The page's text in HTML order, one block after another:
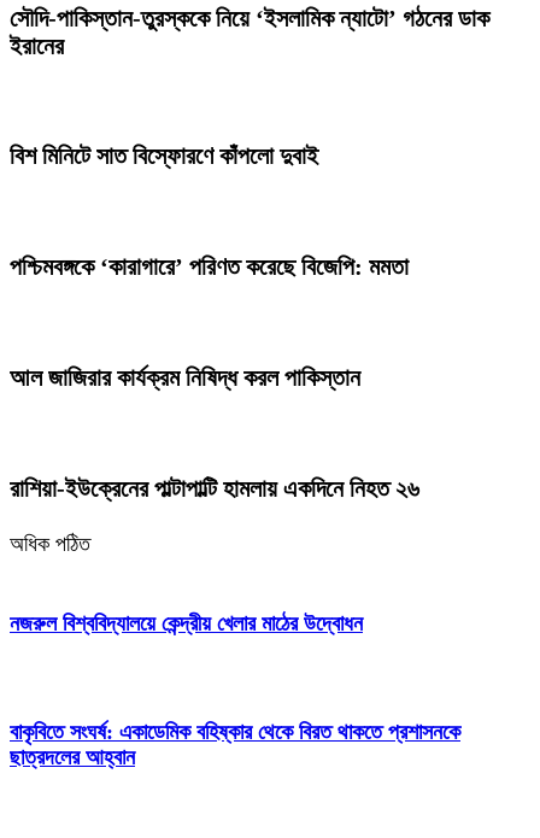
সৌদি-পাকিস্তান-তুরস্ককে নিয়ে ‘ইসলামিক ন্যাটো’ গঠনের ডাক
ইরানের
বিশ মিনিটে সাত বিস্ফোরণে কাঁপলো দুবাই
পশ্চিমবঙ্গকে ‘কারাগারে’ পরিণত করেছে বিজেপি: মমতা
আল জাজিরার কার্যক্রম নিষিদ্ধ করল পাকিস্তান
রাশিয়া-ইউক্রেনের পাল্টাপাল্টি হামলায় একদিনে নিহত ২৬
অধিক পঠিত
নজরুল বিশ্ববিদ্যালয়ে কেন্দ্রীয় খেলার মাঠের উদ্বোধন
বাকৃবিতে সংঘর্ষ: একাডেমিক বহিষ্কার থেকে বিরত থাকতে প্রশাসনকে
ছাত্রদলের আহ্বান